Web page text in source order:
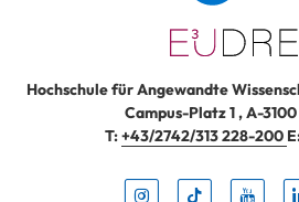
Hochschule für Angewandte
Campus-Platz 1,A-3100
T:+43/2742/313 228-200